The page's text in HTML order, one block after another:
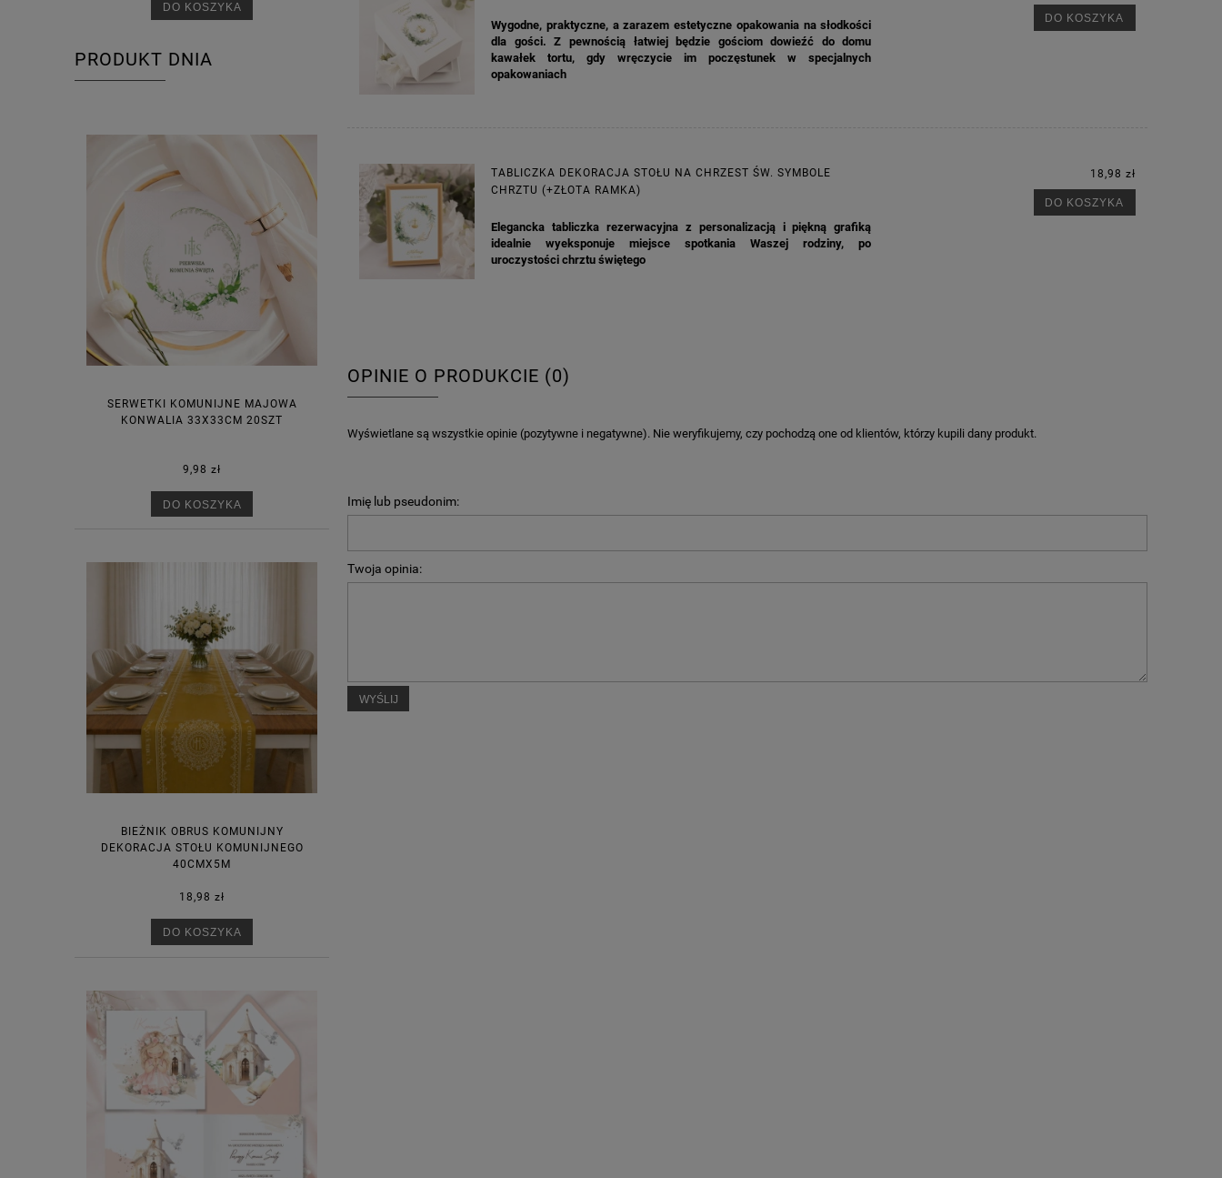
DO KOSZYKA DO KOSZYKA
PRODUKT DNIA
SERWETKI KOMUNIJNE MAJOWA
KONWALIA 33X33CM 20SZT
9,98 zł
DO KOSZYKA
BIEŻNIK OBRUS KOMUNIJNY
DEKORACJA STOŁU KOMUNIJNEGO
40CMX5M
18,98 zł
DO KOSZYKA
Wygodne, praktyczne, a zarazem estetyczne opakowania na słodkości
dla gości. Z pewnością łatwiej będzie gościom dowieźć do domu
kawałek tortu, gdy wręczycie im poczęstunek w specjalnych
opakowaniach
DO KOSZYKA
TABLICZKA DEKORACJA STOŁU NA CHRZEST ŚW. SYMBOLE
CHRZTU (+ZŁOTA RAMKA)
Elegancka tabliczka rezerwacyjna z personalizacją i piękną grafiką
idealnie wyeksponuje miejsce spotkania Waszej rodziny, po
uroczystości chrztu świętego
18,98 zł
DO KOSZYKA
OPINIE O PRODUKCIE (0)
Wyświetlane są wszystkie opinie (pozytywne i negatywne). Nie weryfikujemy, czy pochodzą one od klientów, którzy kupili dany produkt.
Imię lub pseudonim:
Twoja opinia:
WYŚLIJ